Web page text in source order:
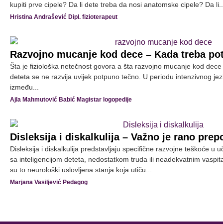
kupiti prve cipele? Da li dete treba da nosi anatomske cipele? Da
Hristina Andrašević Dipl. fizioterapeut
Razvojno mucanje kod dece – Kada treba
Šta je fiziološka netečnost govora a šta razvojno mucanje kod
deteta se ne razvija uvijek potpuno tečno. U periodu intenzivnog
između...
Ajla Mahmutović Babić Magistar logopedije
Disleksija i diskalkulija – Važno je rano
Disleksija i diskalkulija predstavljaju specifične razvojne teškoće u
sa inteligencijom deteta, nedostatkom truda ili neadekvatnim
su to neurološki uslovljena stanja koja utiču...
Marjana Vasiljević Pedagog